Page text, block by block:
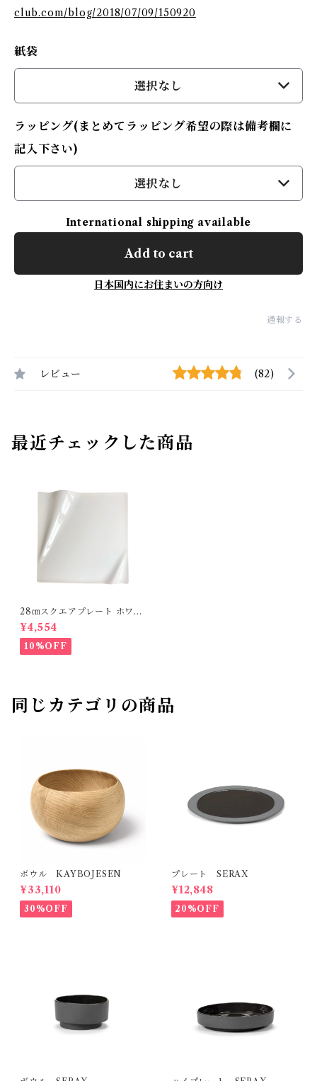
club.com/blog/2018/07/09/150920
紙袋
選択なし
ラッピング(まとめてラッピング希望の際は備考欄に
記入下さい)
選択なし
International shipping available
Add to cart
日本国内にお住まいの方向け
通報する
レビュー (82)
最近チェックした商品
28㎝スクエアプレート ホワイ
ト yamaki
¥4,554
10%OFF
同じカテゴリの商品
ボウル KAYBOJESEN
¥33,110
30%OFF
プレート SERAX
¥12,848
20%OFF